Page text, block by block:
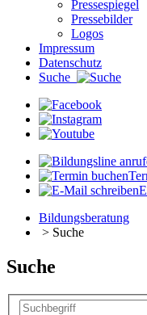
Pressespiegel
Pressebilder
Logos
Impressum
Datenschutz
Suche
Bildungsberatung
> Suche
Suche